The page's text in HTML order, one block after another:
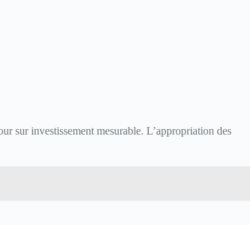
sur investissement mesurable. L’appropriation des